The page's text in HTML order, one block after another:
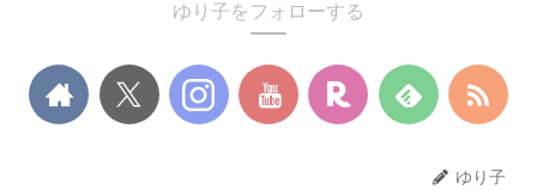
ゆり子をフォローする
ゆり子